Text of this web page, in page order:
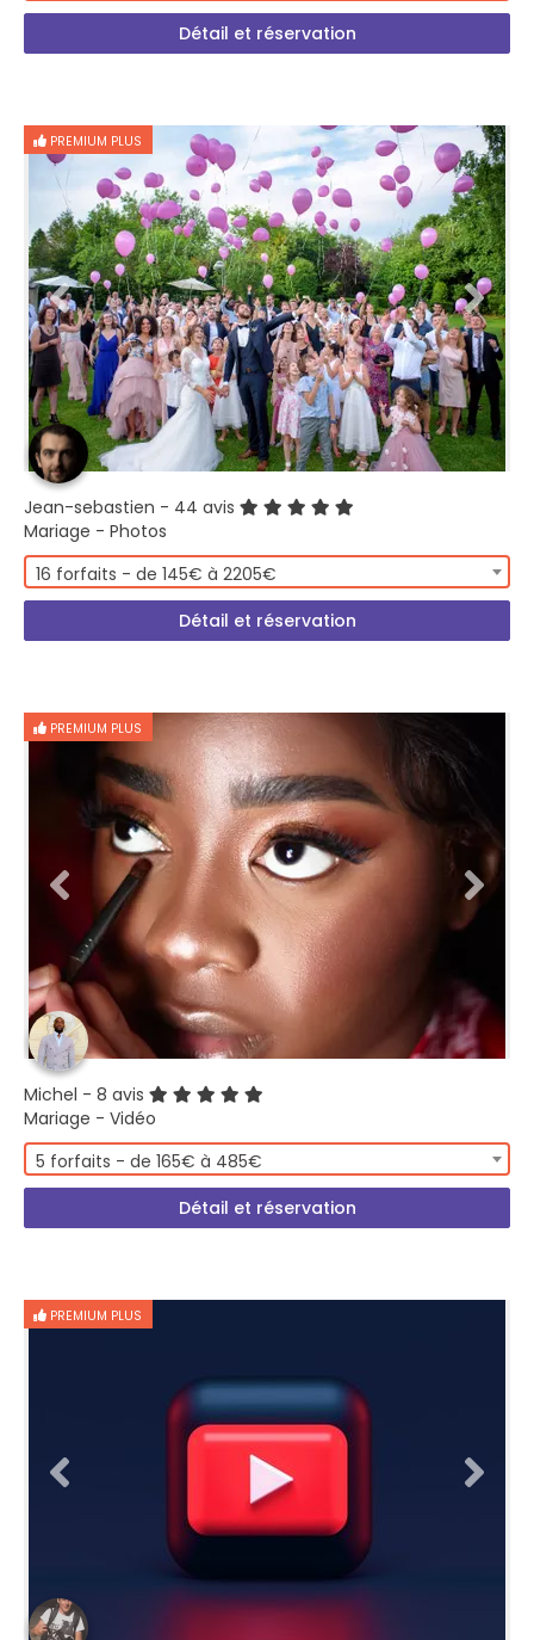
Détail et réservation
PREMIUM PLUS
Jean-sebastien - 44 avis
Mariage - Photos
16 forfaits - de 145€ à 2205€
Détail et réservation
PREMIUM PLUS
Michel - 8 avis
Mariage - Vidéo
5 forfaits - de 165€ à 485€
Détail et réservation
PREMIUM PLUS